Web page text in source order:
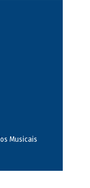
Musicais